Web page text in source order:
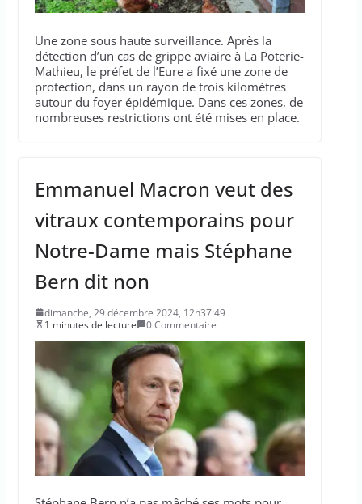
Une zone sous haute surveillance. Après la
détection d’un cas de grippe aviaire à La Poterie-
Mathieu, le préfet de l’Eure a fixé une zone de
protection, dans un rayon de trois kilomètres
autour du foyer épidémique. Dans ces zones, de
nombreuses restrictions ont été mises en place.
Emmanuel Macron veut des
vitraux contemporains pour
Notre-Dame mais Stéphane
Bern dit non
dimanche, 29 décembre 2024, 12h37:49
1 minutes de lecture
0 Commentaire